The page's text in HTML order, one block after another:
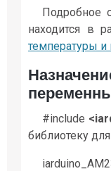
Подробное
находится в
температуры и
#include
библиотеку